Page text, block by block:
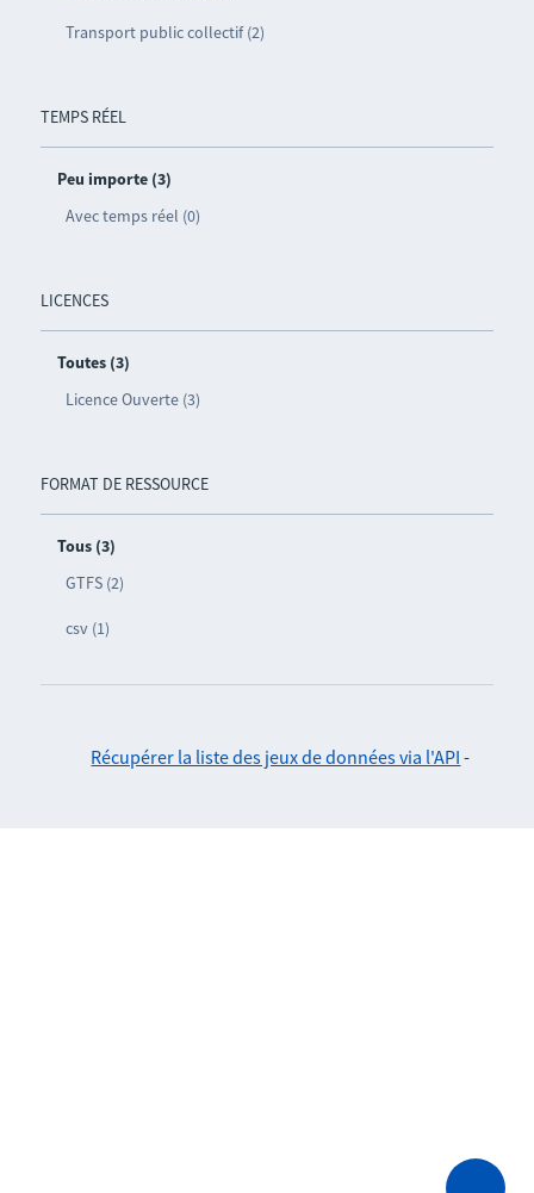
Transport public collectif (2)
TEMPS RÉEL
Peu importe (3)
Avec temps réel (0)
LICENCES
Toutes (3)
Licence Ouverte (3)
FORMAT DE RESSOURCE
Tous (3)
GTFS (2)
csv (1)
Récupérer la liste des jeux de données via l'API -